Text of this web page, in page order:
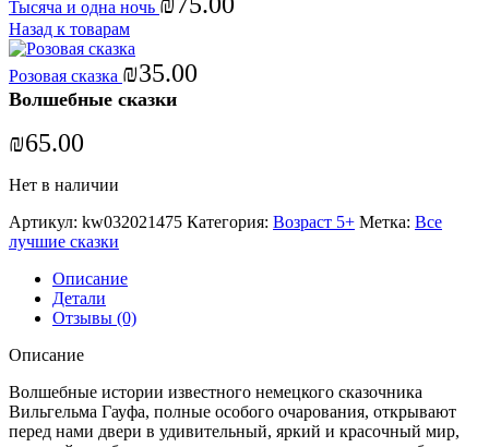
Тысяча и одна ночь
Назад к товарам
Розовая сказка ₪35.00
Волшебные сказки
₪65.00
Нет в наличии
Артикул: kw032021475 Категория: Возраст 5+ Метка: Все
лучшие сказки
Описание
Детали
Отзывы (0)
Описание
Волшебные истории известного немецкого сказочника
Вильгельма Гауфа, полные особого очарования, открывают
перед нами двери в удивительный, яркий и красочный мир,